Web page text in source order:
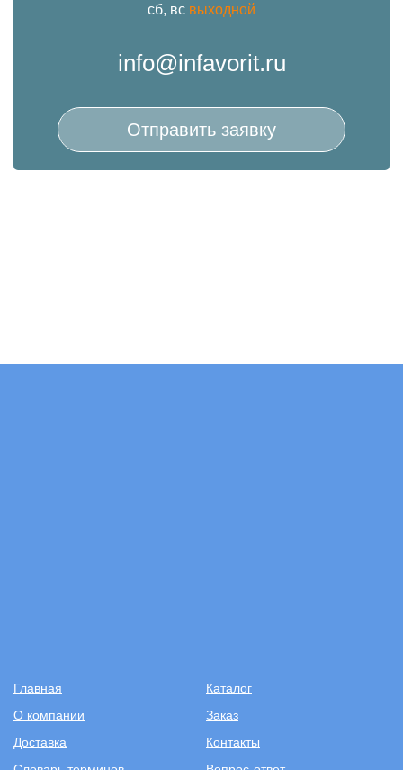
сб, вс выходной
info@infavorit.ru
Отправить заявку
Главная
Каталог
О компании
Заказ
Доставка
Контакты